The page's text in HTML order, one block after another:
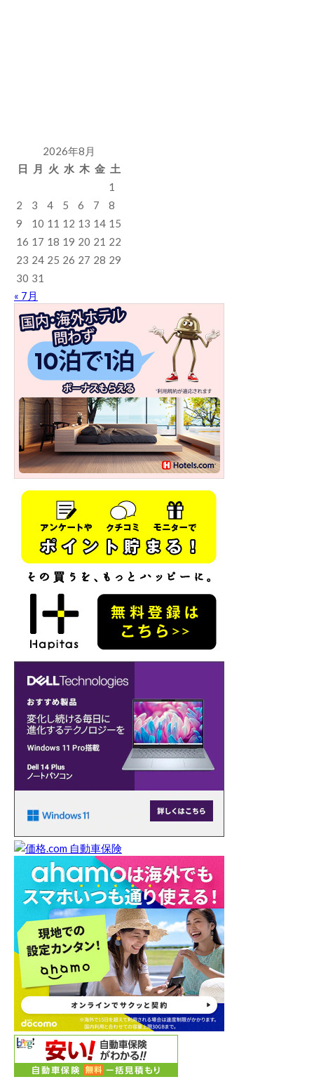
2026年8月
日
月 火 水 木 金 土
1
2
3 4 5 6 7
8
9
10 11 12 13 14 15
16 17 18 19 20 21 22
23 24 25 26 27 28 29
30 31
« 7月